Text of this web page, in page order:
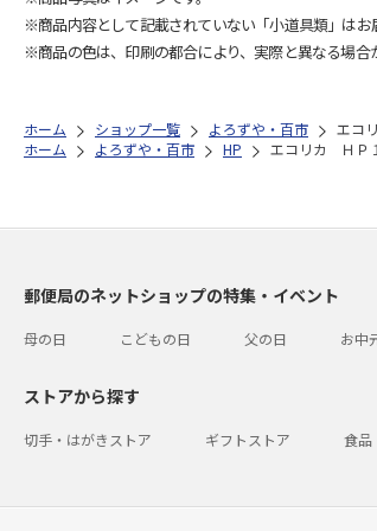
※商品内容として記載されていない「小道具類」はお
※商品の色は、印刷の都合により、実際と異なる場合
ホーム ショップ一覧 よろずや・百市
エコ
ホーム
よろずや・百市 HP エコリカ ＨＰ
郵便局のネットショップの特集・イベント
母の日 こどもの日 父の日 お中
ストアから探す
切手・はがきストア ギフトストア 食品